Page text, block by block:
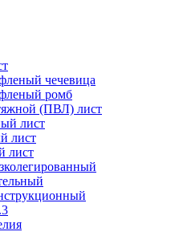
чечевица
ромб
(ПВЛ) лист
лист
лист
лист